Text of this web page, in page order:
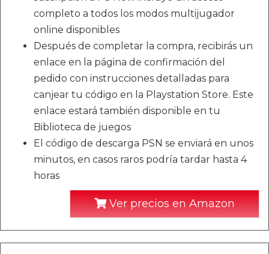
completo a todos los modos multijugador
online disponibles
Después de completar la compra, recibirás un
enlace en la página de confirmación del
pedido con instrucciones detalladas para
canjear tu código en la Playstation Store. Este
enlace estará también disponible en tu
Biblioteca de juegos
El código de descarga PSN se enviará en unos
minutos, en casos raros podría tardar hasta 4
horas
Ver precios en Amazon